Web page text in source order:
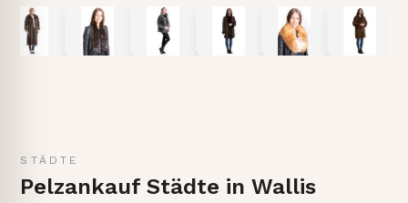
STÄDTE
Pelzankauf Städte in Wallis